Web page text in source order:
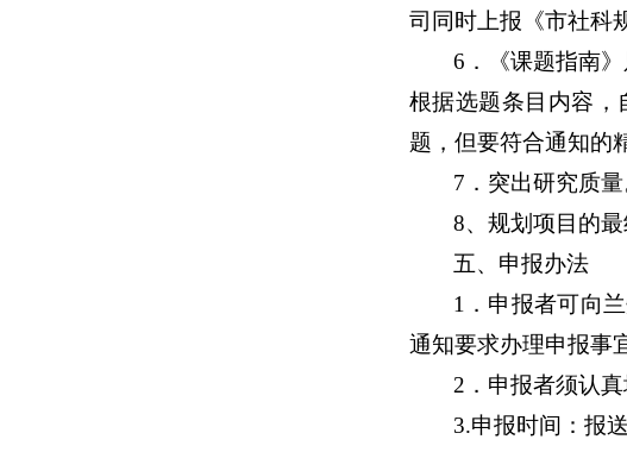
司同时上报《市社科
6 ．
《课题指南
根据选题条目内容
题，但要符合通知的
7 ．突出研究质
8、规划项目的
五、申报办法
1 ．申报者可向
通知要求办理申报事
2 ．申报者须认
3.申报时间：报